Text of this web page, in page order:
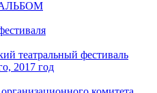
театральный фестиваль
2017 год